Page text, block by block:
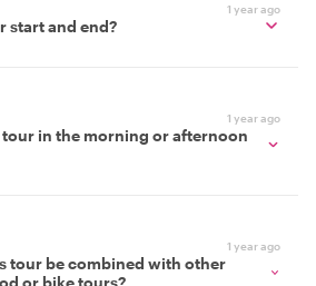
1 year ago
start and end?
1 year ago
in the morning or afternoon
1 year ago
tour be combined with other
or bike tours?